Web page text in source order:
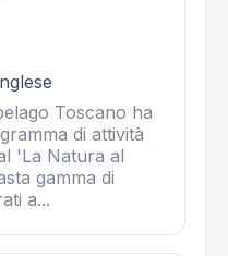
Toscano ha
di attività
'La Natura al
gamma di
a...